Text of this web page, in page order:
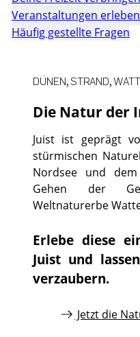
Veranstaltungen erleben
Häufig gestellte Fragen
Die Natur der
DÜNEN, STRAND,
Juist ist geprägt
stürmischen
Nordsee und
Gehen der
Weltnaturerbe
Erlebe diese
Juist und
verzaubern.
Jetzt die